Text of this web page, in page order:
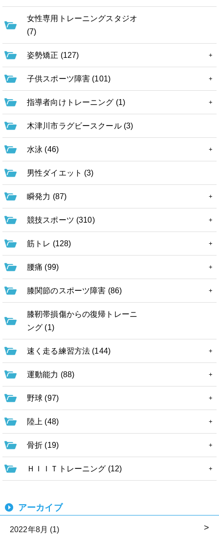
女性専用トレーニングスタジオ
(7)
姿勢矯正 (127)
子供スポーツ障害 (101)
指導者向けトレーニング (1)
木津川市ラグビースクール (3)
水泳 (46)
男性ダイエット (3)
瞬発力 (87)
競技スポーツ (310)
筋トレ (128)
腰痛 (99)
膝関節のスポーツ障害 (86)
膝靭帯損傷からの復帰トレーニ
ング (1)
速く走る練習方法 (144)
運動能力 (88)
野球 (97)
陸上 (48)
骨折 (19)
ＨＩＩＴトレーニング (12)
アーカイブ
2022年8月 (1)